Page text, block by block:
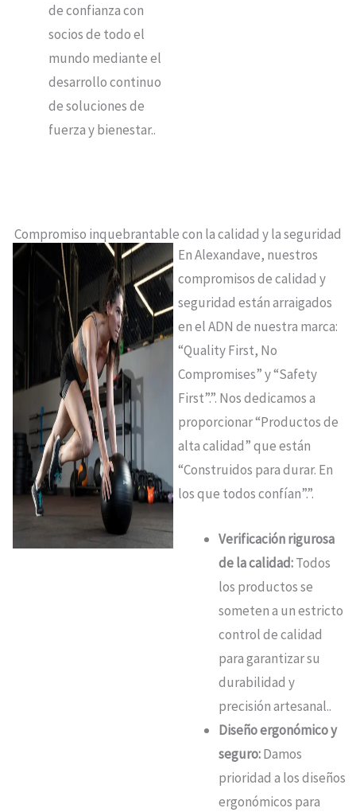
de confianza con
socios de todo el
mundo mediante el
desarrollo continuo
de soluciones de
fuerza y bienestar..
Compromiso inquebrantable con la calidad y la seguridad
En Alexandave, nuestros
compromisos de calidad y
seguridad están arraigados
en el ADN de nuestra marca:
“Quality First, No
Compromises” y “Safety
First”.”. Nos dedicamos a
proporcionar “Productos de
alta calidad” que están
“Construidos para durar. En
los que todos confían”.”.
Verificación rigurosa
de la calidad:Todos
los productos se
someten a un estricto
control de calidad
para garantizar su
durabilidad y
precisión artesanal..
Diseño ergonómico y
seguro:Damos
prioridad a los diseños
ergonómicos para